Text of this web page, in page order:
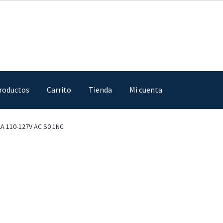
Carrito Tienda Mi cuenta
Finalizar compra
110-127V AC S0 1NC